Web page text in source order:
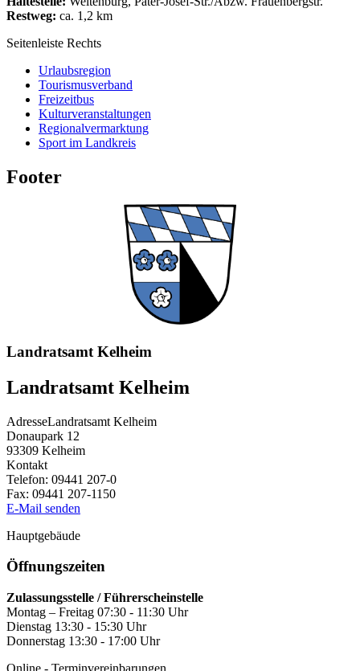
Restweg: ca. 1,2 km
Seitenleiste Rechts
Urlaubsregion
Tourismusverband
Freizeitbus
Kulturveranstaltungen
Regionalvermarktung
Sport im Landkreis
Footer
Landratsamt Kelheim
Landratsamt Kelheim
AdresseLandratsamt Kelheim
Donaupark 12
93309 Kelheim
Kontakt
Telefon: 09441 207-0
Fax: 09441 207-1150
E-Mail senden
Hauptgebäude
Öffnungszeiten
Zulassungsstelle / Führerscheinstelle
Montag – Freitag 07:30 - 11:30 Uhr
Dienstag 13:30 - 15:30 Uhr
Donnerstag 13:30 - 17:00 Uhr